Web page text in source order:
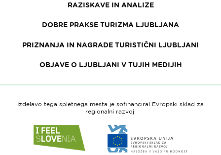
RAZISKAVE IN ANALIZE
DOBRE PRAKSE TURIZMA LJUBLJANA
PRIZNANJA IN NAGRADE TURISTIČNI LJUBLJANI
OBJAVE O LJUBLJANI V TUJIH MEDIJIH
Izdelavo tega spletnega mesta je sofinanciral Evropski sklad za
regionalni razvoj.
do
spletne
do
spletne